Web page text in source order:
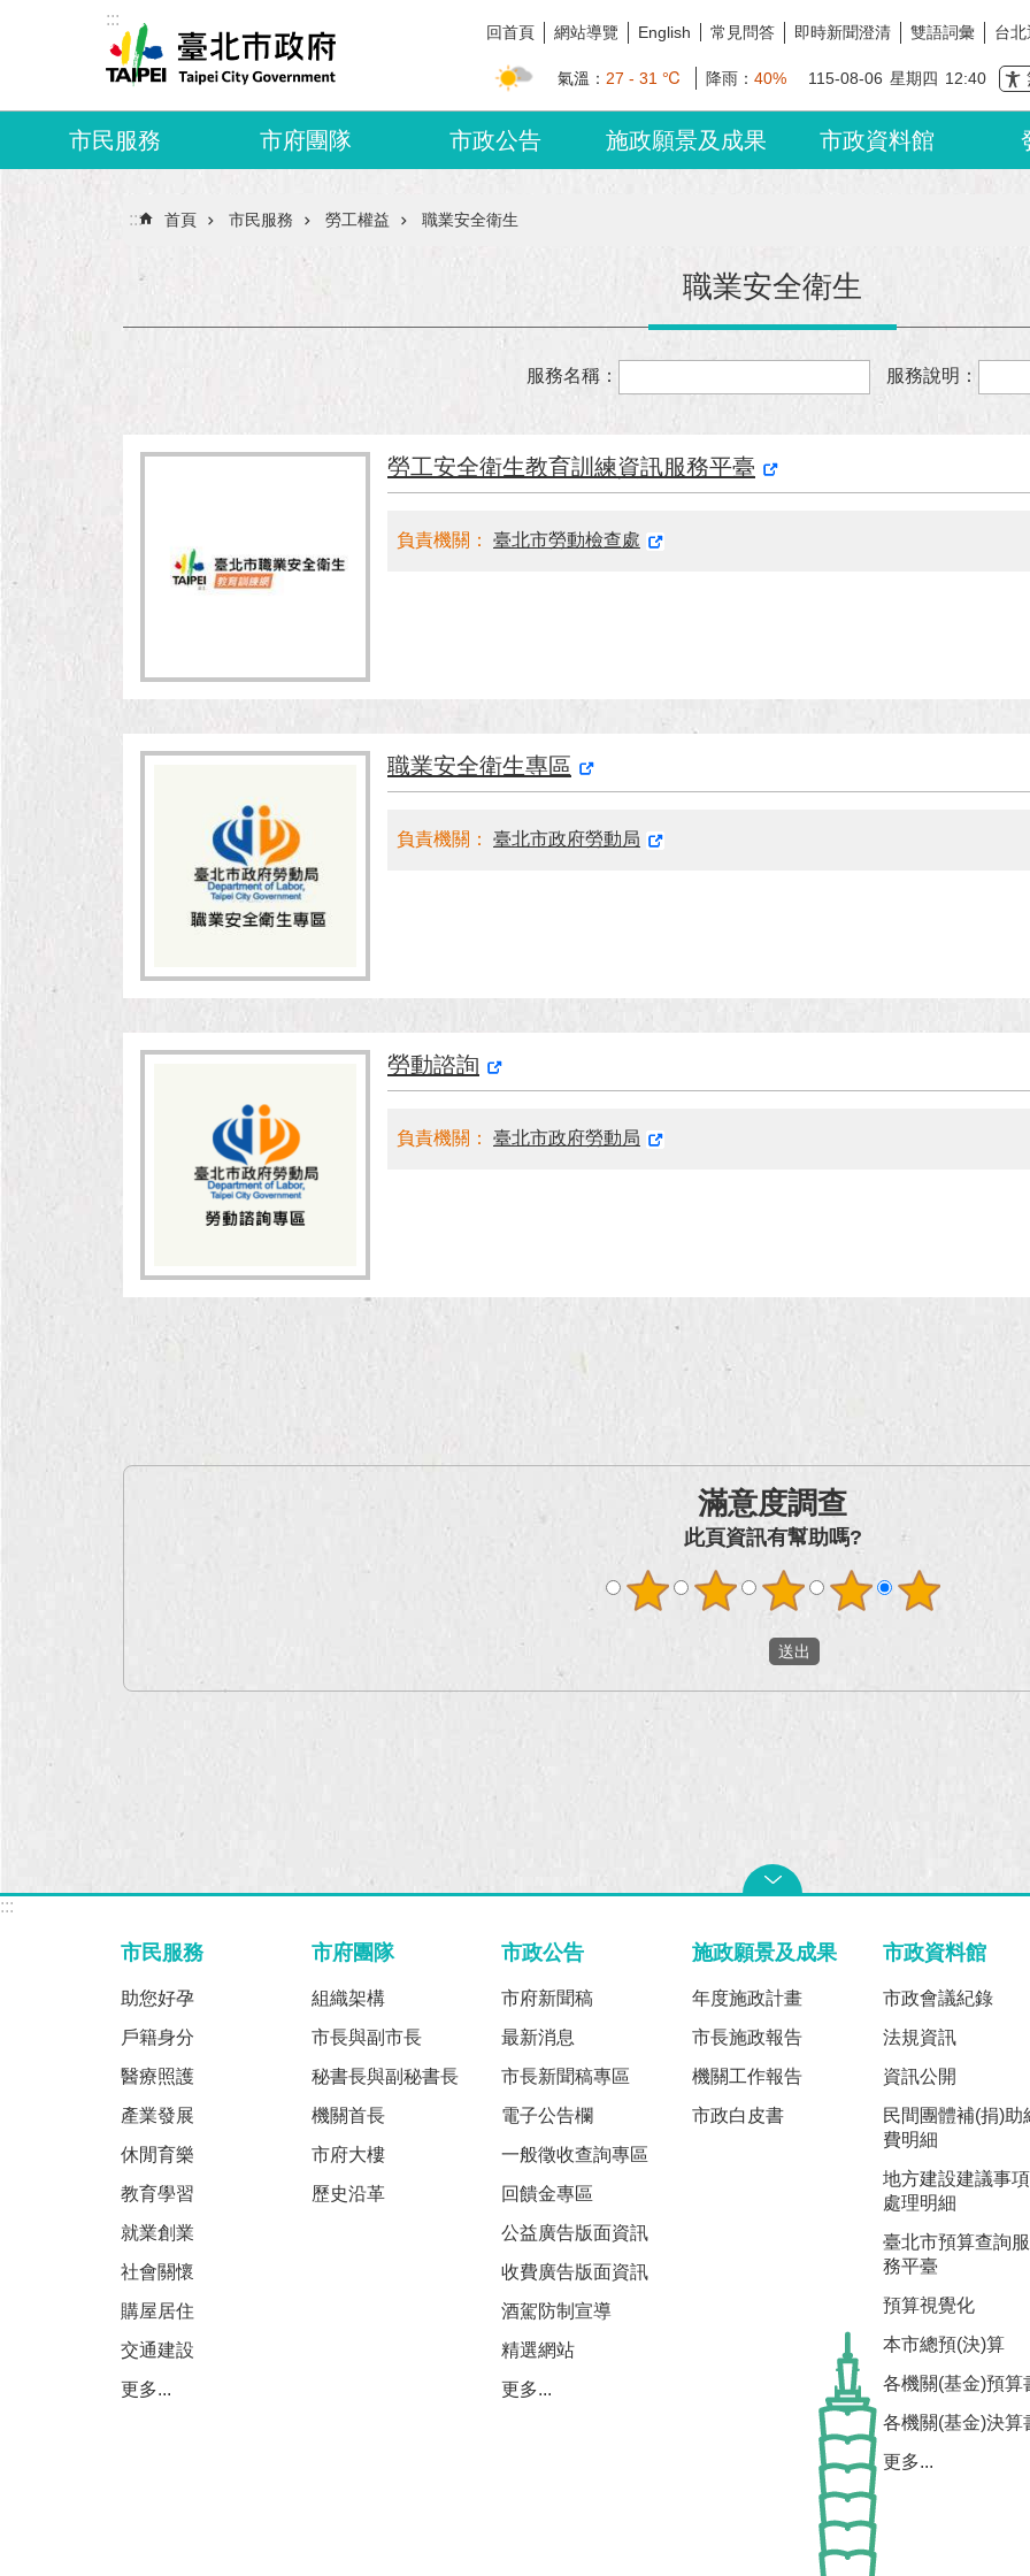
跳到主要內容區塊
:::
回首頁 網站導覽 English 常見問答 即時新聞澄清 雙語詞彙 台北
氣溫： 27 - 31 ℃ 降雨： 40% 115-08-06 星期四 12:40
市民服務 市府團隊 市政公告 施政願景及成果 市政資料館
::: 首頁 市民服務 勞工權益 職業安全衛生
職業安全衛生
服務名稱： 服務說明：
勞工安全衛生教育訓練資訊服務平臺
負責機關： 臺北市勞動檢查處
職業安全衛生專區
負責機關： 臺北市政府勞動局
勞動諮詢
負責機關： 臺北市政府勞動局
滿意度調查
此頁資訊有幫助嗎?
:::
市民服務
助您好孕
戶籍身分
醫療照護
產業發展
休閒育樂
教育學習
就業創業
社會關懷
購屋居住
交通建設
更多...
市府團隊
組織架構
市長與副市長
秘書長與副秘書長
機關首長
市府大樓
歷史沿革
市政公告
市府新聞稿
最新消息
市長新聞稿專區
電子公告欄
一般徵收查詢專區
回饋金專區
公益廣告版面資訊
收費廣告版面資訊
酒駕防制宣導
精選網站
更多...
施政願景及成果
年度施政計畫
市長施政報告
機關工作報告
市政白皮書
市政資料館
市政會議紀錄
法規資訊
資訊公開
民間團體補(捐)助
費明細
地方建設建議事項
處理明細
臺北市預算查詢服
務平臺
預算視覺化
本市總預(決)算
各機關(基金)預算
各機關(基金)決算
更多...